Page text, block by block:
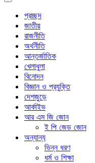
প্রচ্ছদ
জাতীয়
রাজনীতি
অর্থনীতি
আন্তর্জাতিক
খেলাধুলা
বিনোদন
বিজ্ঞান ও প্রযুক্তি
দেশজুড়ে
আর্কাইভ
আর এম জি জোন
ই পি জেড জোন
অন্যান্য
ভিন্ন ধরণ
ধর্ম ও শিক্ষা